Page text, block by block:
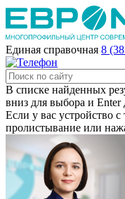
Единая справочная 8
В списке найденных
вниз для выбора и
Если у вас устройство
пролистывание или